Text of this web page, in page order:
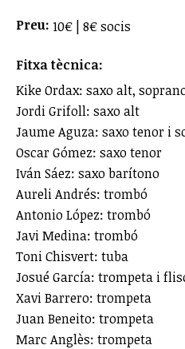
Preu: 10€ | 8€ socis
Fitxa tècnica:
Kike Ordax: saxo alt,
Jordi Grifoll: saxo alt
Jaume Aguza: saxo tenor i
Oscar Gómez: saxo tenor
Iván Sáez: saxo barítono
Aureli Andrés: trombó
Antonio López: trombó
Javi Medina: trombó
Toni Chisvert: tuba
Josué García: trompeta i
Xavi Barrero: trompeta
Juan Beneito: trompeta
Marc Anglès: trompeta